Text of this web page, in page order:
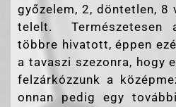
győzelem, 2, döntetlen, 8
telelt. Természetesen
többre hivatott, éppen
a tavaszi szezonra, hogy
felzárkózzunk a
onnan pedig egy